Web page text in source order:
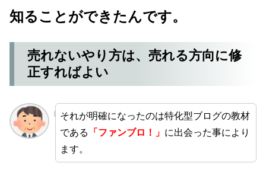
知ることができたんです。
売れないやり方は、売れる方向に修
正すればよい
それが明確になったのは特化型ブログの教材
である 「ファンブロ！」 に出会った事により
ます。